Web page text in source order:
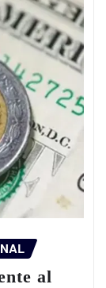
al